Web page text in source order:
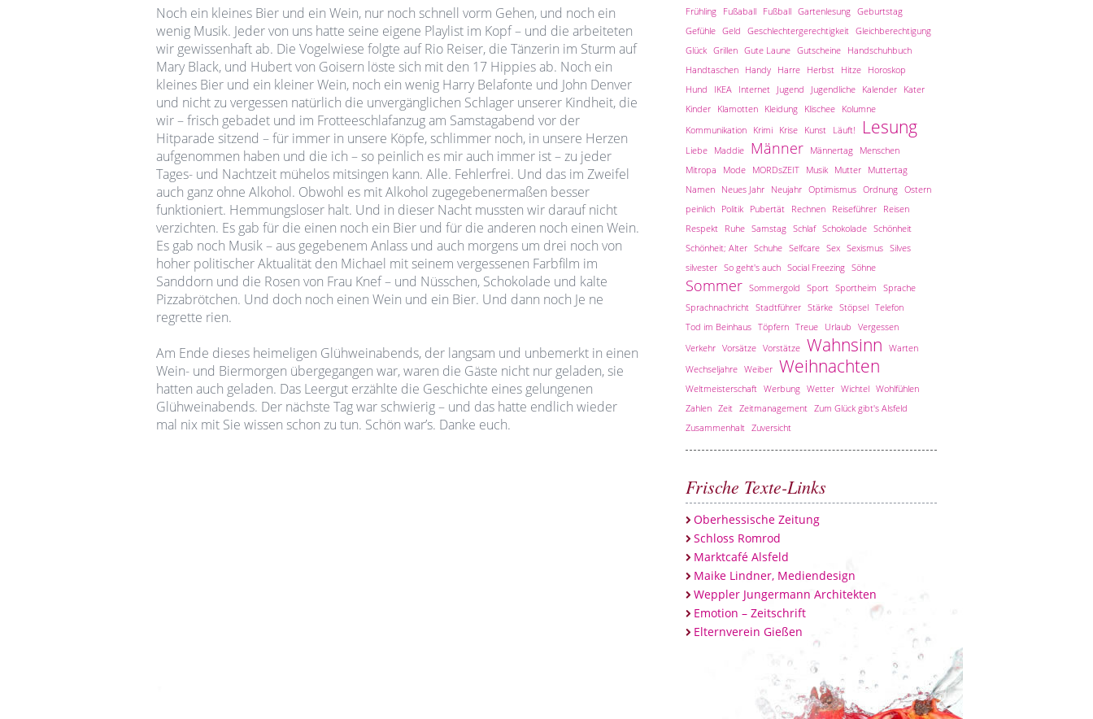
Noch ein kleines Bier und ein Wein, nur noch schnell vorm Gehen, und noch ein
wenig Musik. Jeder von uns hatte seine eigene Playlist im Kopf – und die arbeiteten
wir gewissenhaft ab. Die Vogelwiese folgte auf Rio Reiser, die Tänzerin im Sturm auf
Mary Black, und Hubert von Goisern löste sich mit den 17 Hippies ab. Noch ein
kleines Bier und ein kleiner Wein, noch ein wenig Harry Belafonte und John Denver
und nicht zu vergessen natürlich die unvergänglichen Schlager unserer Kindheit, die
wir – frisch gebadet und im Frotteeschlafanzug am Samstagabend vor der
Hitparade sitzend – für immer in unsere Köpfe, schlimmer noch, in unsere Herzen
aufgenommen haben und die ich – so peinlich es mir auch immer ist – zu jeder
Tages- und Nachtzeit mühelos mitsingen kann. Alle. Fehlerfrei. Und das im Zweifel
auch ganz ohne Alkohol. Obwohl es mit Alkohol zugegebenermaßen besser
funktioniert. Hemmungsloser halt. Und in dieser Nacht mussten wir darauf nicht
verzichten. Es gab für die einen noch ein Bier und für die anderen noch einen Wein.
Es gab noch Musik – aus gegebenem Anlass und auch morgens um drei noch von
hoher politischer Aktualität den Michael mit seinem vergessenen Farbfilm im
Sanddorn und die Rosen von Frau Knef – und Nüsschen, Schokolade und kalte
Pizzabrötchen. Und doch noch einen Wein und ein Bier. Und dann noch Je ne
regrette rien.
Am Ende dieses heimeligen Glühweinabends, der langsam und unbemerkt in einen
Wein- und Biermorgen übergegangen war, waren die Gäste nicht nur geladen, sie
hatten auch geladen. Das Leergut erzählte die Geschichte eines gelungenen
Glühweinabends. Der nächste Tag war schwierig – und das hatte endlich wieder
mal nix mit Sie wissen schon zu tun. Schön war’s. Danke euch.
Frühling
Fußaball Fußball Gartenlesung Geburtstag
Gefühle Geld Geschlechtergerechtigkeit Gleichberechtigung
Glück Grillen Gute Laune Gutscheine
Handschuhbuch
Handtaschen
Handy Harre Herbst Hitze
Horoskop
Hund
IKEA Internet Jugend Jugendliche Kalender
Kater
Kinder
Klamotten Kleidung Klischee
Kolumne
Kommunikation
Krimi Krise Kunst Läuft! Lesung
Liebe Maddie Männer Männertag
Menschen
Mitropa
Mode MORDsZEIT Musik Mutter
Muttertag
Namen
Neues Jahr Neujahr Optimismus Ordnung Ostern
peinlich
Politik Pubertät Rechnen Reiseführer
Reisen
Respekt
Ruhe Samstag Schlaf Schokolade Schönheit
Schönheit; Alter Schuhe Selfcare Sex Sexismus Silves
silvester So geht's auch Social Freezing Söhne
Sommer Sommergold Sport Sportheim Sprache
Sprachnachricht Stadtführer Stärke Stöpsel Telefon
Tod im Beinhaus Töpfern Treue Urlaub Vergessen
Verkehr Vorsätze Vorstätze Wahnsinn Warten
Wechseljahre Weiber Weihnachten
Weltmeisterschaft Werbung Wetter Wichtel Wohlfühlen
Zahlen Zeit Zeitmanagement Zum Glück gibt's Alsfeld
Zusammenhalt Zuversicht
Frische Texte-Links
Oberhessische Zeitung
Schloss Romrod
Marktcafé Alsfeld
Maike Lindner, Mediendesign
Weppler Jungermann Architekten
Emotion – Zeitschrift
Elternverein Gießen